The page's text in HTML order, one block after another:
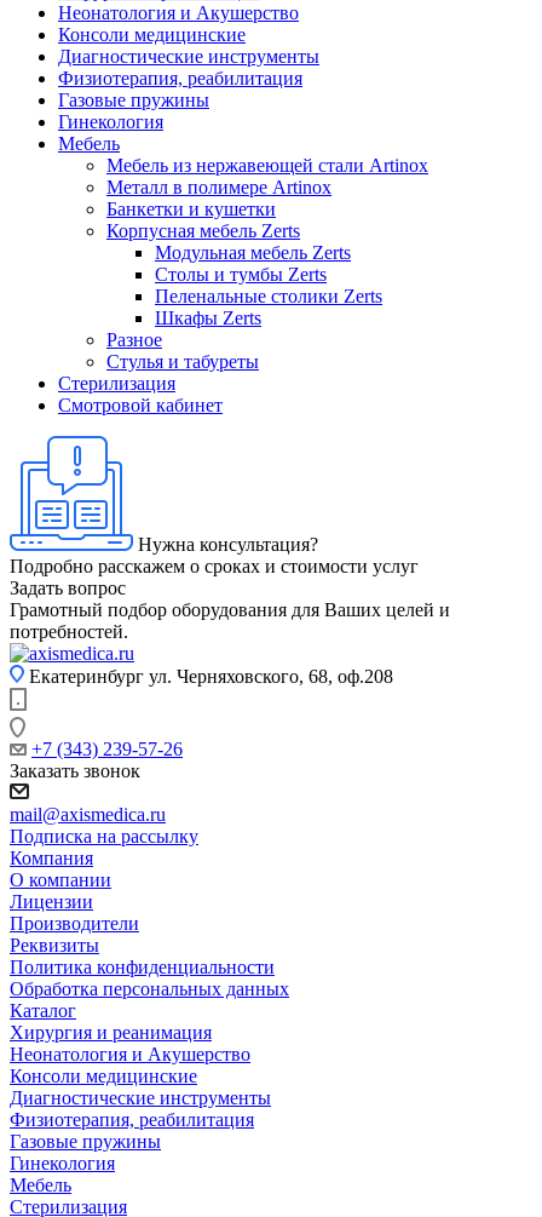
Неонатология и Акушерство
Консоли медицинские
Диагностические инструменты
Физиотерапия, реабилитация
Газовые пружины
Гинекология
Мебель
Мебель из нержавеющей стали Artinox
Металл в полимере Artinox
Банкетки и кушетки
Корпусная мебель Zerts
Модульная мебель Zerts
Столы и тумбы Zerts
Пеленальные столики Zerts
Шкафы Zerts
Разное
Стулья и табуреты
Стерилизация
Смотровой кабинет
Нужна консультация?
Подробно расскажем о сроках и стоимости услуг
Задать вопрос
Грамотный подбор оборудования для Ваших целей и
потребностей.
Екатеринбург ул. Черняховского, 68, оф.208
+7 (343) 239-57-26
Заказать звонок
mail@axismedica.ru
Подписка на рассылку
Компания
О компании
Лицензии
Производители
Реквизиты
Политика конфиденциальности
Обработка персональных данных
Каталог
Хирургия и реанимация
Неонатология и Акушерство
Консоли медицинские
Диагностические инструменты
Физиотерапия, реабилитация
Газовые пружины
Гинекология
Мебель
Стерилизация